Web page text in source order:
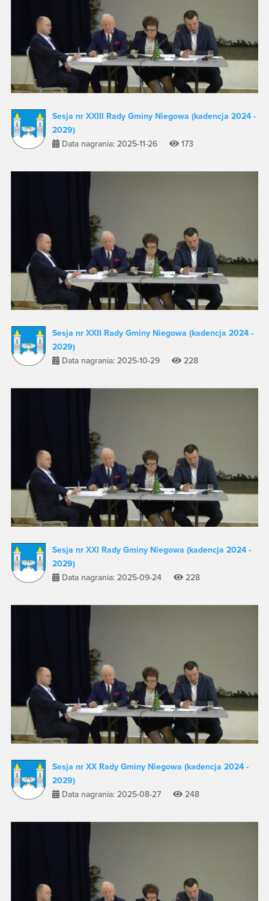
Sesja nr XXIII Rady Gminy Niegowa (kadencja 2024 -
2029)
Data nagrania: 2025-11-26
173
Sesja nr XXII Rady Gminy Niegowa (kadencja 2024 -
2029)
Data nagrania: 2025-10-29
228
Sesja nr XXI Rady Gminy Niegowa (kadencja 2024 -
2029)
Data nagrania: 2025-09-24
228
Sesja nr XX Rady Gminy Niegowa (kadencja 2024 -
2029)
Data nagrania: 2025-08-27
248